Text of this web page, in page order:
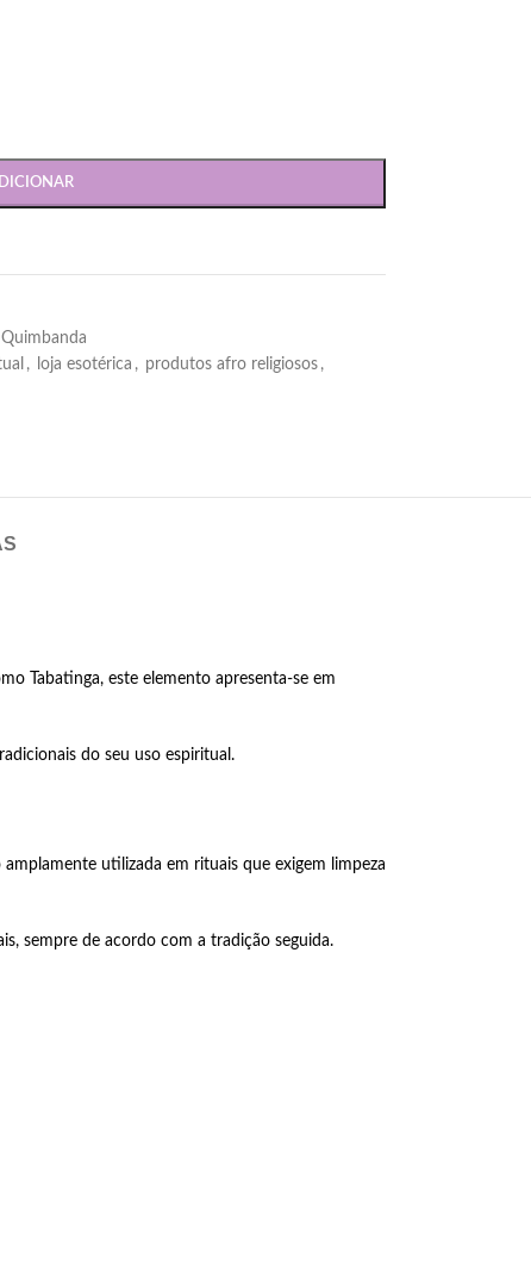
, loja esotérica , produtos afro religiosos ,
Giz
Tabatinga, este elemento apresenta-se em
do seu uso espiritual.
utilizada em rituais que exigem limpeza
sempre de acordo com a tradição seguida.